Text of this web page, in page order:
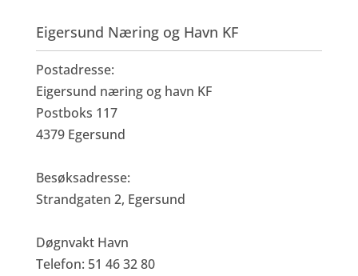
Eigersund Næring og Havn KF
Postadresse:
Eigersund næring og havn KF
Postboks 117
4379 Egersund
Besøksadresse:
Strandgaten 2, Egersund
Døgnvakt Havn
Telefon: 51 46 32 80